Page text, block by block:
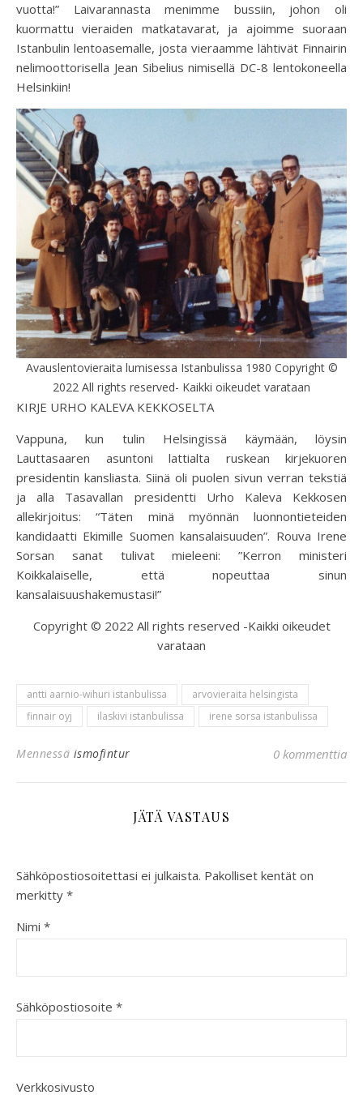
vuotta!” Laivarannasta menimme bussiin, johon oli
kuormattu vieraiden matkatavarat, ja ajoimme suoraan
Istanbulin lentoasemalle, josta vieraamme lähtivät Finnairin
nelimoottorisella Jean Sibelius nimisellä DC-8 lentokoneella
Helsinkiin!
Avauslentovieraita lumisessa Istanbulissa 1980 Copyright ©
2022 All rights reserved- Kaikki oikeudet varataan
KIRJE URHO KALEVA KEKKOSELTA
Vappuna, kun tulin Helsingissä käymään, löysin
Lauttasaaren asuntoni lattialta ruskean kirjekuoren
presidentin kansliasta. Siinä oli puolen sivun verran tekstiä
ja alla Tasavallan presidentti Urho Kaleva Kekkosen
allekirjoitus: “Täten minä myönnän luonnontieteiden
kandidaatti Ekimille Suomen kansalaisuuden”. Rouva Irene
Sorsan sanat tulivat mieleeni: ”Kerron ministeri
Koikkalaiselle, että nopeuttaa sinun
kansalaisuushakemustasi!”
Copyright © 2022 All rights reserved -Kaikki oikeudet
varataan
antti aarnio-wihuri istanbulissa
arvovieraita helsingista
finnair oyj
ilaskivi istanbulissa irene sorsa istanbulissa
Mennessä ismofintur 0 kommenttia
JÄTÄ VASTAUS
Sähköpostiosoitettasi ei julkaista. Pakolliset kentät on
merkitty *
Nimi *
Sähköpostiosoite *
Verkkosivusto